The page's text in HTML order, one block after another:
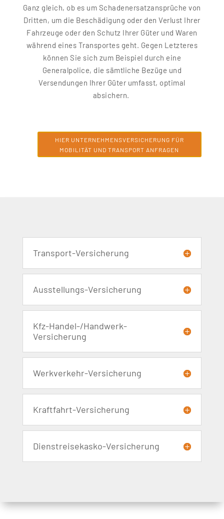
Ganz gleich, ob es um Schadenersatzansprüche von
Dritten, um die Beschädigung oder den Verlust Ihrer
Fahrzeuge oder den Schutz Ihrer Güter und Waren
während eines Transportes geht. Gegen Letzteres
können Sie sich zum Beispiel durch eine
Generalpolice, die sämtliche Bezüge und
Versendungen Ihrer Güter umfasst, optimal
absichern.
HIER UNTERNEHMENSVERSICHERUNG FÜR
MOBILITÄT UND TRANSPORT ANFRAGEN
Transport-Versicherung
Ausstellungs-Versicherung
Kfz-Handel-/Handwerk-
Versicherung
Werkverkehr-Versicherung
Kraftfahrt-Versicherung
Dienstreisekasko-Versicherung